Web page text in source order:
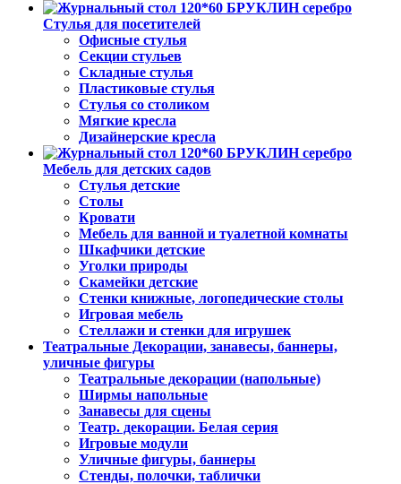
Стулья для посетителей
Офисные стулья
Секции стульев
Складные стулья
Пластиковые стулья
Стулья со столиком
Мягкие кресла
Дизайнерские кресла
Мебель для детских садов
Стулья детские
Столы
Кровати
Мебель для ванной и туалетной комнаты
Шкафчики детские
Уголки природы
Скамейки детские
Стенки книжные, логопедические столы
Игровая мебель
Стеллажи и стенки для игрушек
Театральные Декорации, занавесы, баннеры,
уличные фигуры
Театральные декорации (напольные)
Ширмы напольные
Занавесы для сцены
Театр. декорации. Белая серия
Игровые модули
Уличные фигуры, баннеры
Стенды, полочки, таблички